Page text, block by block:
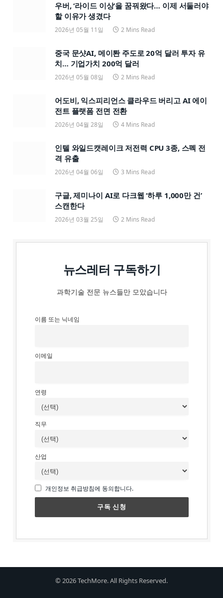
우버, ‘라이드 이상’을 꿈꿔왔다… 이제 서둘러야
할 이유가 생겼다
2026년 05월 11일 2 Mins Read
중국 문샷AI, 메이퇀 주도로 20억 달러 투자 유
치… 기업가치 200억 달러
2026년 05월 08일 2 Mins Read
어도비, 익스피리언스 클라우드 버리고 AI 에이
전트 플랫폼 전면 전환
2026년 04월 28일 4 Mins Read
인텔 와일드캣레이크 저전력 CPU 3종, 스펙 전
격 유출
2026년 04월 06일 3 Mins Read
구글, 제미나이 AI로 다크웹 ‘하루 1,000만 건’
스캔한다
2026년 03월 25일 2 Mins Read
뉴스레터 구독하기
과학기술 전문 뉴스들만 모았습니다
이름 또는 닉네임
이메일
연령
직무
산업
개인정보 취급방침에 동의합니다.
© 2026 TechMore. All Rights Reserved.